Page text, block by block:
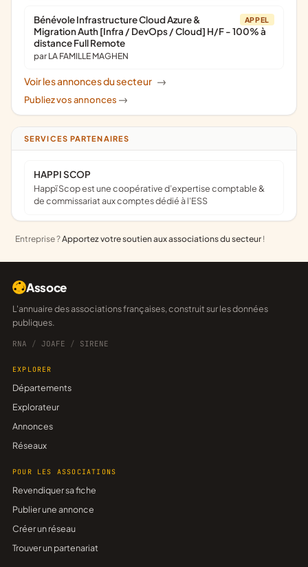
APPEL
Bénévole Infrastructure Cloud Azure &
Migration Auth [Infra / DevOps / Cloud] H/F - 100% à
distance Full Remote
par LA FAMILLE MAGHEN
Voir les annonces du secteur ->
Publiez vos annonces ->
SERVICES PARTENAIRES
HAPPI SCOP
Happï Scop est une coopérative d’expertise comptable &
de commissariat aux comptes dédié à l'ESS
Entreprise ?Apportez votre soutien aux associations du secteur !
Assoce
L'annuaire des associations françaises, construit sur les données
publiques.
RNA / JOAFE / SIRENE
EXPLORER
Départements
Explorateur
Annonces
Réseaux
POUR LES ASSOCIATIONS
Revendiquer sa fiche
Publier une annonce
Créer un réseau
Trouver un partenariat